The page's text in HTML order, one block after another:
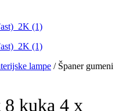
lampe / Španer gumeni
8 kuka 4 x